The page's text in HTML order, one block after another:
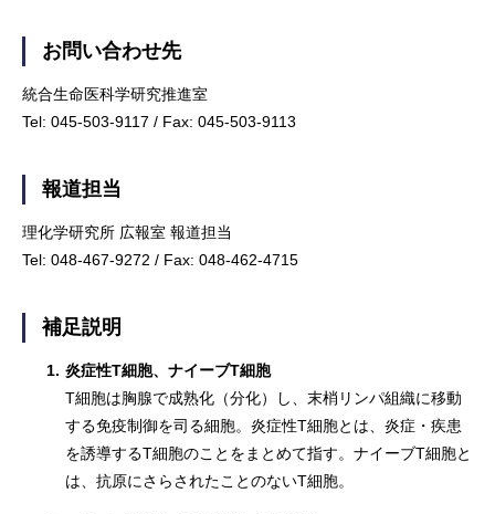
お問い合わせ先
統合生命医科学研究推進室
Tel: 045-503-9117 / Fax: 045-503-9113
報道担当
理化学研究所 広報室 報道担当
Tel: 048-467-9272 / Fax: 048-462-4715
補足説明
1. 炎症性T細胞、ナイーブT細胞
T細胞は胸腺で成熟化（分化）し、末梢リンパ組織に移動
する免疫制御を司る細胞。炎症性T細胞とは、炎症・疾患
を誘導するT細胞のことをまとめて指す。ナイーブT細胞と
は、抗原にさらされたことのないT細胞。